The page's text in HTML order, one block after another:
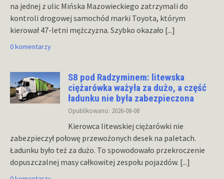
na jednej z ulic Mińska Mazowieckiego zatrzymali do
kontroli drogowej samochód marki Toyota, którym
kierował 47-letni mężczyzna. Szybko okazało [...]
0 komentarzy
S8 pod Radzyminem: litewska
ciężarówka ważyła za dużo, a część
ładunku nie była zabezpieczona
Opublikowano: 2026-08-08
Kierowca litewskiej ciężarówki nie
zabezpieczył połowę przewożonych desek na paletach.
Ładunku było też za dużo. To spowodowało przekroczenie
dopuszczalnej masy całkowitej zespołu pojazdów. [...]